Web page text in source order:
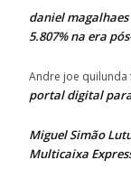
daniel magalhaes
5.807% na era
Andre joe quilunda
portal digital
Miguel Simão
Multicaixa